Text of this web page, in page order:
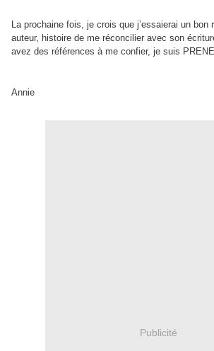
La prochaine fois, je crois que j’essaierai un bon
auteur, histoire de me réconcilier avec son
avez des références à me confier, je suis
Annie
Publicité